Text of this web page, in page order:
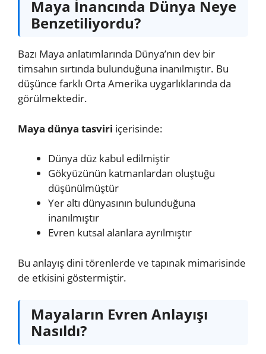
Maya İnancında Dünya Neye
Benzetiliyordu?
Bazı Maya anlatımlarında Dünya’nın dev bir
timsahın sırtında bulunduğuna inanılmıştır. Bu
düşünce farklı Orta Amerika uygarlıklarında da
görülmektedir.
Maya dünya tasviri içerisinde:
Dünya düz kabul edilmiştir
Gökyüzünün katmanlardan oluştuğu
düşünülmüştür
Yer altı dünyasının bulunduğuna
inanılmıştır
Evren kutsal alanlara ayrılmıştır
Bu anlayış dini törenlerde ve tapınak mimarisinde
de etkisini göstermiştir.
Mayaların Evren Anlayışı
Nasıldı?